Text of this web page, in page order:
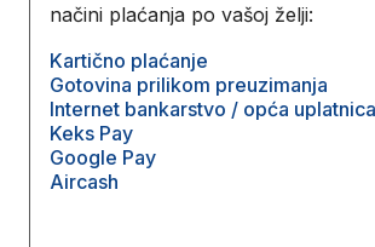
načini plaćanja po vašoj želji:
Kartično plaćanje
Gotovina prilikom preuzimanja
Internet bankarstvo / opća uplatnica
Keks Pay
Google Pay
Aircash